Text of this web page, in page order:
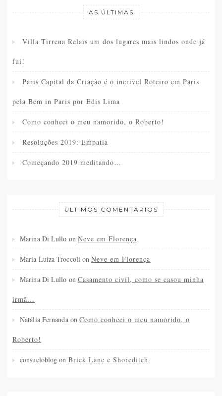
AS ÚLTIMAS
Villa Tirrena Relais um dos lugares mais lindos onde já
fui!
Paris Capital da Criação é o incrível Roteiro em Paris
pela Bem in Paris por Edis Lima
Como conheci o meu namorido, o Roberto!
Resoluções 2019: Empatia
Começando 2019 meditando…
ÚLTIMOS COMENTÁRIOS
Marina Di Lullo on Neve em Florença
Maria Luiza Troccoli onNeve em Florença
Marina Di Lullo on Casamento civil, como se casou minha
irmã…
Natália FernandaonComo conheci o meu namorido, o
Roberto!
consueloblog on Brick Lane e Shoreditch